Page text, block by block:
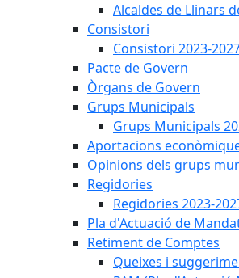
Alcaldes de Llinars
Consistori
Consistori 2023-
Pacte de Govern
Òrgans de Govern
Grups Municipals
Grups Municipals
Aportacions
Opinions dels grups
Regidories
Regidories 2023-
Pla d'Actuació de
Retiment de Comptes
Queixes i